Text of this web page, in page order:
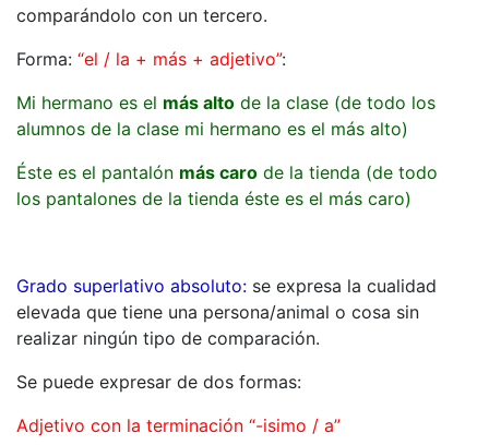
comparándolo con un tercero.
Forma: “el / la + más + adjetivo”:
Mi hermano es el más alto de la clase (de todo los
alumnos de la clase mi hermano es el más alto)
Éste es el pantalón más caro de la tienda (de todo
los pantalones de la tienda éste es el más caro)
Grado superlativo absoluto: se expresa la cualidad
elevada que tiene una persona/animal o cosa sin
realizar ningún tipo de comparación.
Se puede expresar de dos formas:
Adjetivo con la terminación “-isimo / a”